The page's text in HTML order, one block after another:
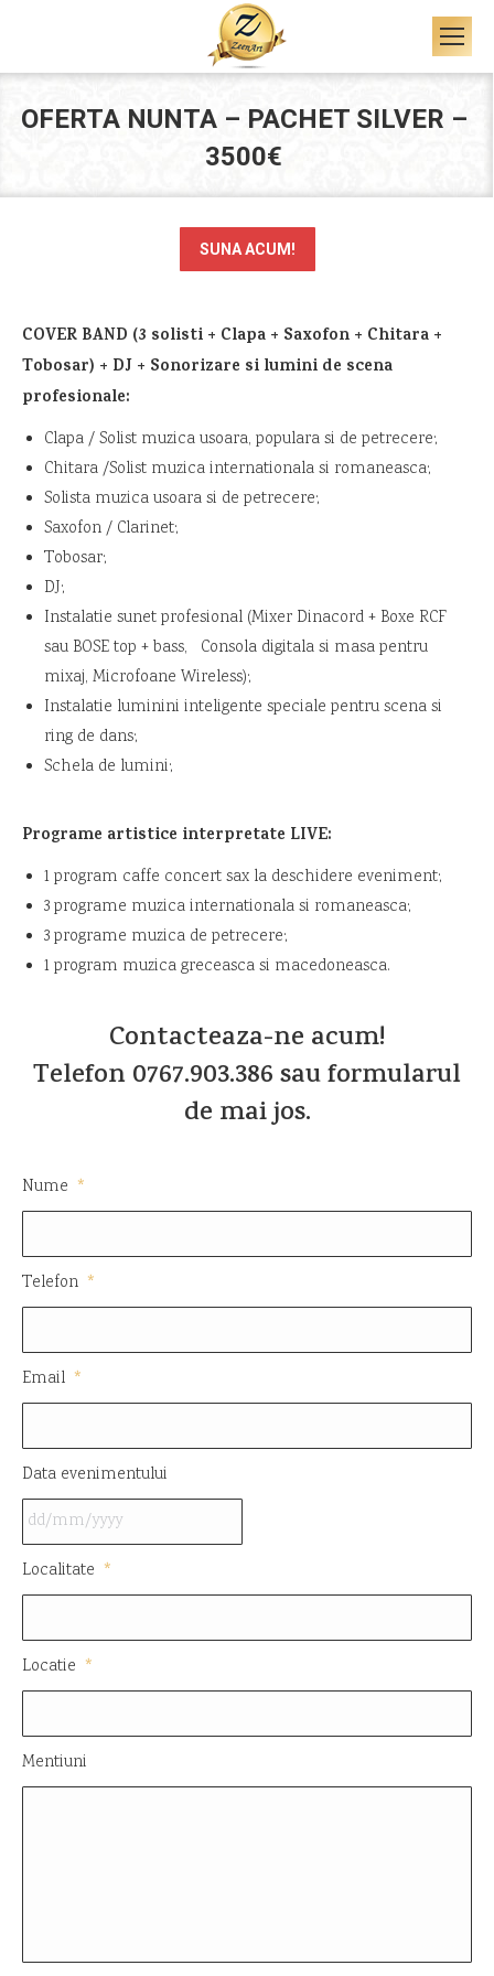
OFERTA NUNTA – PACHET SILVER –
3500€
SUNA ACUM!
COVER BAND (3 solisti + Clapa + Saxofon + Chitara +
Tobosar) + DJ + Sonorizare si lumini de scena
profesionale:
Clapa / Solist muzica usoara, populara si de petrecere;
Chitara /Solist muzica internationala si romaneasca;
Solista muzica usoara si de petrecere;
Saxofon / Clarinet;
Tobosar;
DJ;
Instalatie sunet profesional (Mixer Dinacord + Boxe RCF
sau BOSE top + bass, Consola digitala si masa pentru
mixaj, Microfoane Wireless);
Instalatie luminini inteligente speciale pentru scena si
ring de dans;
Schela de lumini;
Programe artistice interpretate LIVE:
1 program caffe concert sax la deschidere eveniment;
3 programe muzica internationala si romaneasca;
3 programe muzica de petrecere;
1 program muzica greceasca si macedoneasca.
Contacteaza-ne acum!
Telefon 0767.903.386sau formularul
de mai jos.
Nume *
Telefon *
Email *
Data evenimentului
DD
slash
slash
YYYY
Localitate *
Locatie *
Mentiuni